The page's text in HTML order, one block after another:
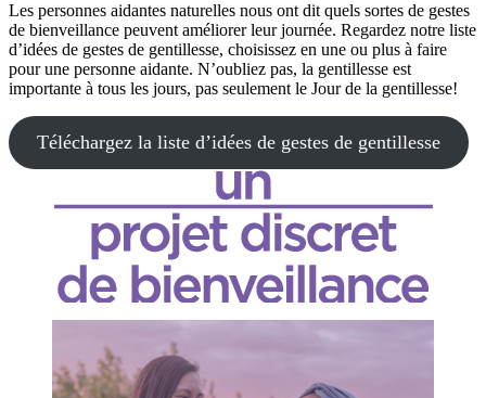
Les personnes aidantes naturelles nous ont dit quels sortes de gestes
de bienveillance peuvent améliorer leur journée. Regardez notre liste
d’idées de gestes de gentillesse, choisissez en une ou plus à faire
pour une personne aidante. N’oubliez pas, la gentillesse est
importante à tous les jours, pas seulement le Jour de la gentillesse!
Téléchargez la liste d’idées de gestes de gentillesse